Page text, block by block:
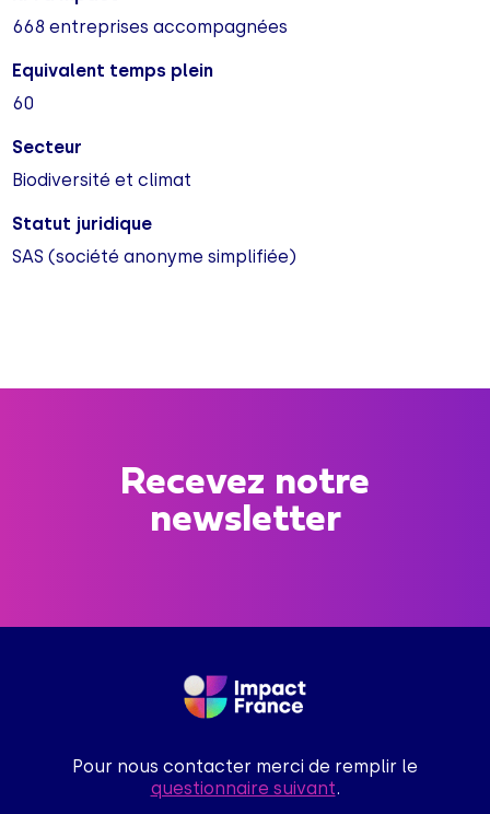
668 entreprises accompagnées
Equivalent temps plein
60
Secteur
Biodiversité et climat
Statut juridique
SAS (société anonyme simplifiée)
Recevez notre
newsletter
Pour nous contacter merci de remplir le
questionnaire suivant.